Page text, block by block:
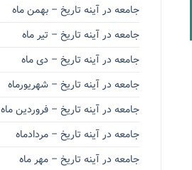
جامعه در آینه تاریخ – بهمن ماه
جامعه در آینه تاریخ – تیر ماه
جامعه در آینه تاریخ – دی ماه
جامعه در آینه تاریخ – شهریورماه
جامعه در آینه تاریخ – فروردین ماه
جامعه در آینه تاریخ – مردادماه
جامعه در آینه تاریخ – مهر ماه